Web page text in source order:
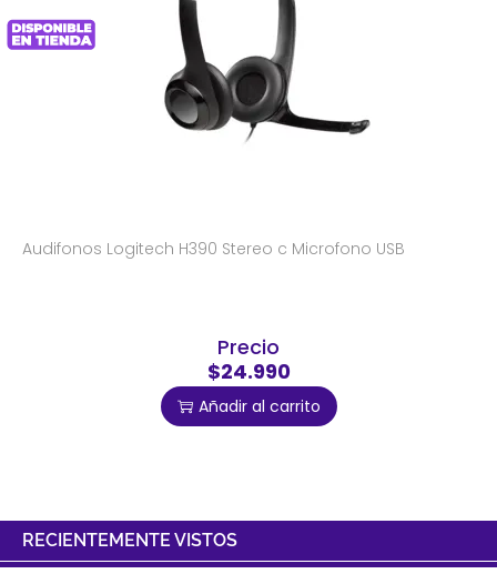
Audifonos Logitech H390 Stereo c Microfono USB
Precio
$24.990
Añadir al carrito
RECIENTEMENTE VISTOS